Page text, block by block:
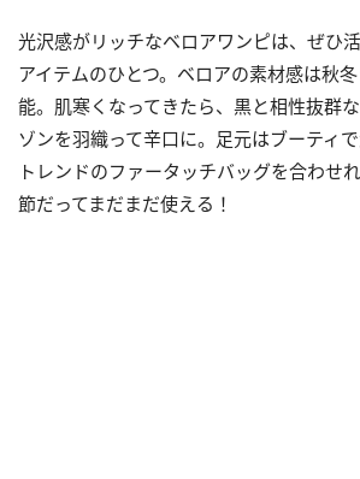
光沢感がリッチなベロアワンピは、ぜひ
アイテムのひとつ。ベロアの素材感は秋
能。肌寒くなってきたら、黒と相性抜群
ゾンを羽織って辛口に。足元はブーティで
トレンドのファータッチバッグを合わせ
節だってまだまだ使える！